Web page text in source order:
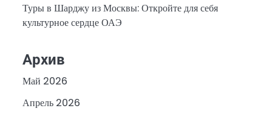
Туры в Шарджу из Москвы: Откройте для себя
культурное сердце ОАЭ
Архив
Май 2026
Апрель 2026